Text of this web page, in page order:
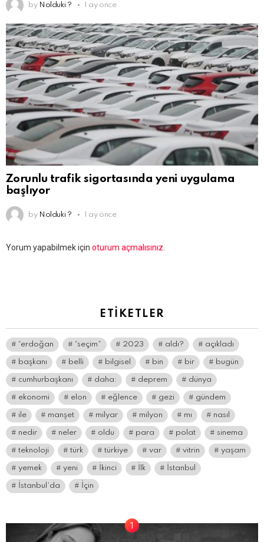
by Nolduki ? 1 ay önce
Zorunlu trafik sigortasında yeni uygulama
başlıyor
by Nolduki ? 1 ay önce
Bir
Yorum yapabilmek için oturum açmalısınız
ETIKETLER
“erdoğan “seçim” 2023 aldı? açıkladı
başkanı belli bilgisel bin bir bugün
cumhurbaşkanı daha: deprem dünya
ekonomi elon eğlence gezi gündem
ile manşet milyar milyon mı nasıl
nedir neler oldu para polat sinema
teknoloji türk türkiye var vitrin yaşam
yemek yeni İkinci İlk İstanbul
İstanbul’da İçin